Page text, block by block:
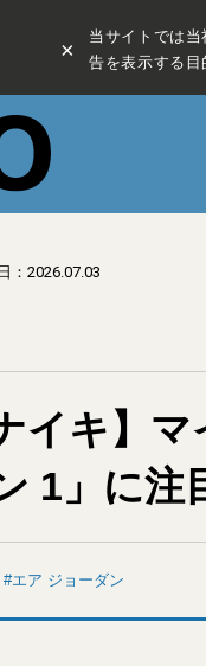
×
当サイトでは
告を表示する目
：2026.07.03
イキ】
1」に注
エア ジョーダン